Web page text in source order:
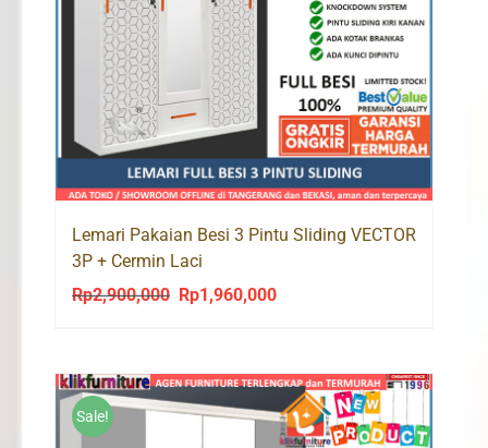
Lemari Pakaian Besi 3 Pintu Sliding VECTOR
3P + Cermin Laci
Rp2,900,000
Original
Rp2,900,000.
Rp1,960,000Current
Rp1,960,000.
Sale!